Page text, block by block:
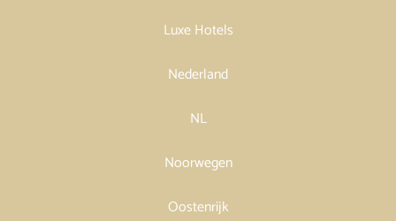
Luxe Hotels
Nederland
NL
Noorwegen
Oostenrijk